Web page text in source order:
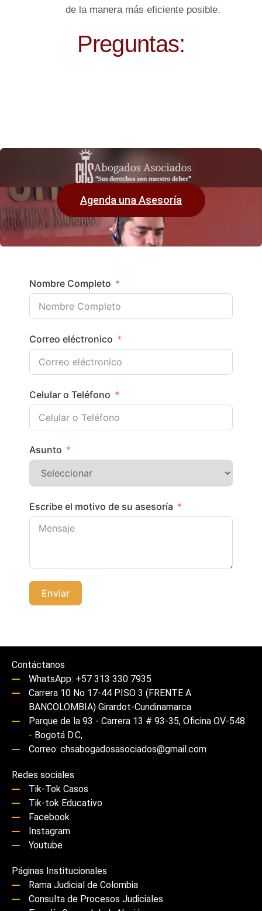
de la manera más eficiente posible.
Preguntas:
Agenda una Asesoría
Nombre Completo
Correo eléctronico
Celular o Teléfono
Asunto
Escribe el motivo de su asesoría
Enviar
Contáctanos
WhatsApp: +57 313 330 7935
Carrera 10 No 17-44 PISO 3 (FRENTE A
BANCOLOMBIA) Girardot-Cundinamarca
Parque de la 93 - Carrera 13 # 93-35, Oficina OV-548
- Bogotá D.C,
Correo: chsabogadosasociados@gmail.com
Redes sociales
Tik-Tok Casos
Tik-tok Educativo
Facebook
Instagram
Youtube
Páginas Institucionales
Rama Judicial de Colombia
Consulta de Procesos Judiciales